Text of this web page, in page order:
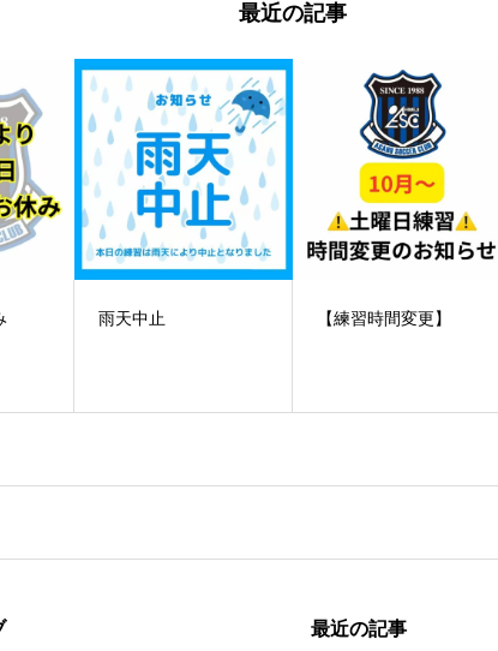
最近の記事
️雨天中止 【練習時間変更】
最近の記事